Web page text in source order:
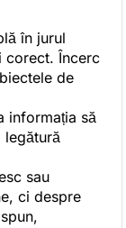
în jurul
corect. Încerc
de
informația să
legătură
sau
ci despre